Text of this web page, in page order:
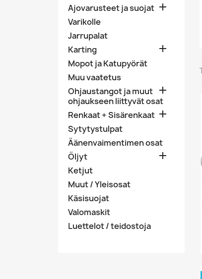
Ajovarusteet ja suojat 
Varikolle
Jarrupalat
Karting

Mopot ja Katupyörät
Muu vaatetus
Ohjaustangot ja muut
ohjaukseen liittyvät osat

Renkaat + Sisärenkaat 
Sytytystulpat
Äänenvaimentimen osat
Öljyt

Ketjut
Muut / Yleisosat
Käsisuojat
Valomaskit
Luettelot / teidostoja